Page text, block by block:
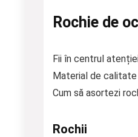
Rochie de
Fii în centrul
Material de calitate
Cum să asortezi
Rochii